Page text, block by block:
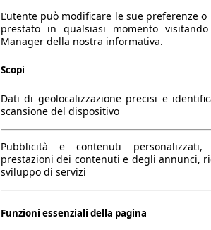
L’utente può modificare le sue preferenze
prestato in qualsiasi momento
Manager della nostra informativa.
Scopi
Dati di geolocalizzazione precisi e
scansione del dispositivo
Pubblicità e contenuti personalizzati,
prestazioni dei contenuti e degli annunci,
sviluppo di servizi
Funzioni essenziali della pagina